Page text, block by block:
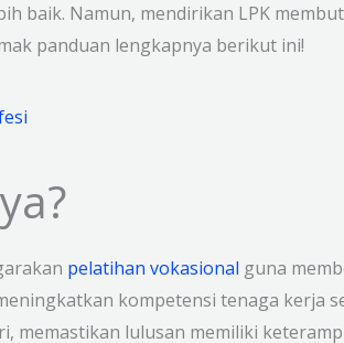
baik. Namun, mendirikan LPK
panduan lengkapnya berikut ini!
pelatihan vokasional guna
kompetensi tenaga kerja
memastikan lulusan memiliki